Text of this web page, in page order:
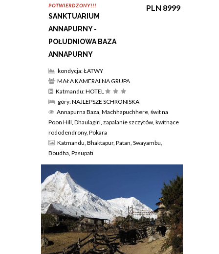
POTWIERDZONY!!!
SANKTUARIUM
ANNAPURNY -
POŁUDNIOWA BAZA
ANNAPURNY
PLN 8999
kondycja: ŁATWY
MAŁA KAMERALNA GRUPA
Katmandu: HOTEL
góry: NAJLEPSZE SCHRONISKA
Annapurna Baza, Machhapuchhere, świt na
Poon Hill, Dhaulagiri, zapalanie szczytów, kwitnące
rododendrony, Pokara
Katmandu, Bhaktapur, Patan, Swayambu,
Boudha, Pasupati